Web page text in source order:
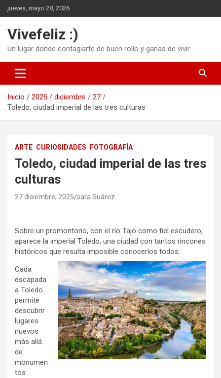
Saltar
al
jueves, mayo 28, 2026
Vivefeliz :)
Un lugar donde contagiarte de buen rollo y ganas de vivir
Inicio 2025 diciembre
27
Toledo, ciudad imperial de las tres culturas
ARTE CURIOSIDADES FOTOGRAFÍA
Toledo, ciudad imperial de las tres
culturas
27 diciembre, 2025 sara Suárez
Sobre un promontorio, con el río Tajo como fiel escudero,
aparece la imperial Toledo, una ciudad con tantos rincones
históricos que resulta imposible conocerlos todos.
Cada
escapada
a Toledo
permite
descubrir
lugares
nuevos
más allá
de
monumen
tos